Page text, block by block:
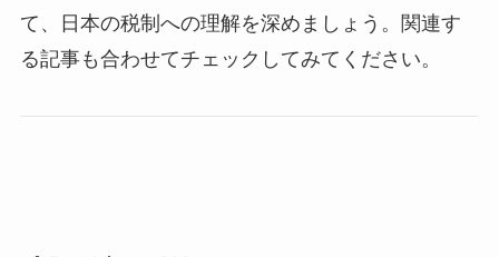
て、日本の税制への理解を深めましょう。関連す
る記事も合わせてチェックしてみてください。